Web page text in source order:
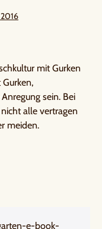
mit Gurken
sein. Bei
alle vertragen
meiden.
e-book-